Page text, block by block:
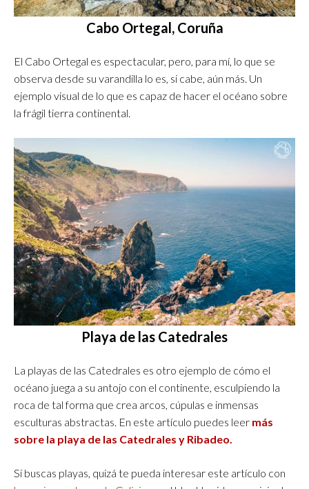
Cabo Ortegal, Coruña
El Cabo Ortegal es espectacular, pero, para mí, lo que se
observa desde su varandilla lo es, si cabe, aún más. Un
ejemplo visual de lo que es capaz de hacer el océano sobre
la frágil tierra continental.
Playa de las Catedrales
La playas de las Catedrales es otro ejemplo de cómo el
océano juega a su antojo con el continente, esculpiendo la
roca de tal forma que crea arcos, cúpulas e inmensas
esculturas abstractas. En este artículo puedes leer más
sobre la playa de las Catedrales y Ribadeo.
Si buscas playas, quizá te pueda interesar este artículo con